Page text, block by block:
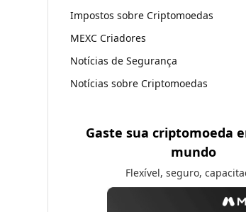
Impostos sobre Criptomoedas
MEXC Criadores
Notícias de Segurança
Notícias sobre Criptomoedas
Gaste sua criptomoeda
mundo
Flexível, seguro,